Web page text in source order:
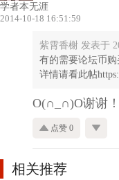
学者本无涯
2014-10-18 16:51:59
紫霄香榭 发表于
有的需要论坛币
详情请看此帖
O(∩_∩)O谢谢！
点赞 0
相关推荐